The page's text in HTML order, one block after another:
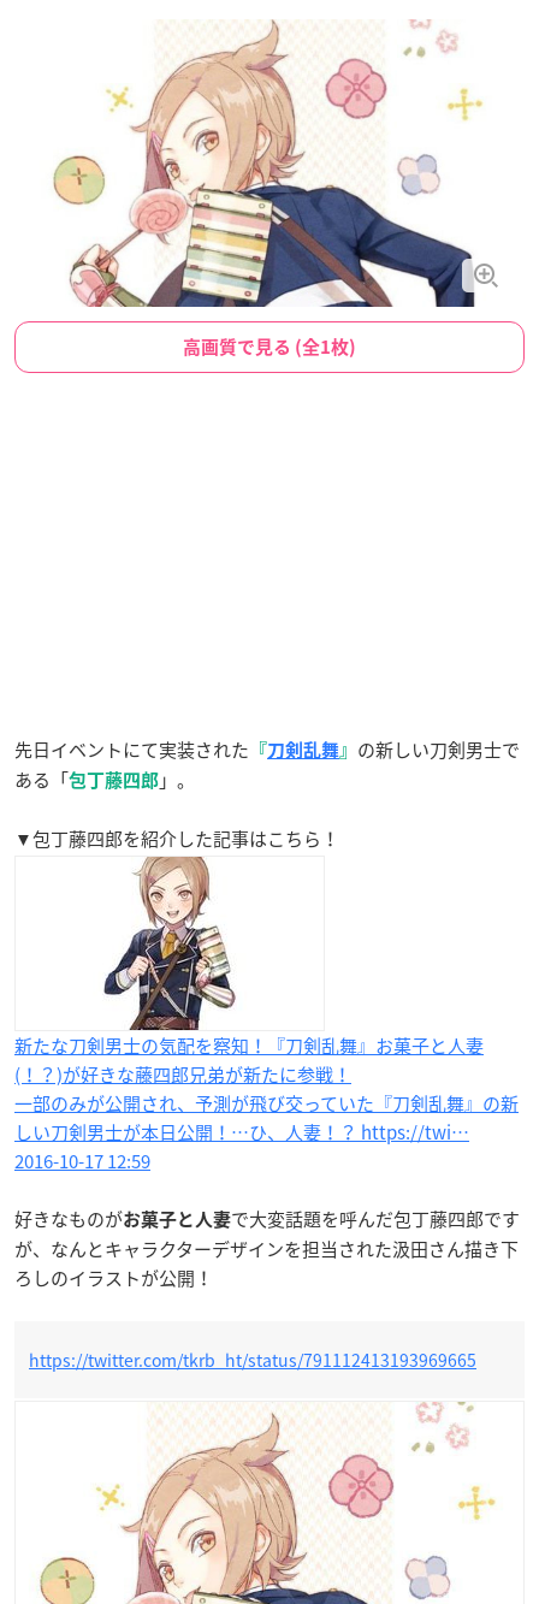
高画質で見る (全1枚)
先日イベントにて実装された 『刀剣乱舞 』 の新しい刀剣男士で
ある「包丁藤四郎 」。
▼包丁藤四郎を紹介した記事はこちら！
新たな刀剣男士の気配を察知！『刀剣乱舞』お菓子と人妻
(！？)が好きな藤四郎兄弟が新たに参戦！
一部のみが公開され、予測が飛び交っていた『刀剣乱舞』の新
しい刀剣男士が本日公開！…ひ、人妻！？ https://twi…
2016-10-17 12:59
好きなものがお菓子と人妻で大変話題を呼んだ包丁藤四郎です
が、なんとキャラクターデザインを担当された汲田さん描き下
ろしのイラストが公開！
https://twitter.com/tkrb_ht/status/791112413193969665